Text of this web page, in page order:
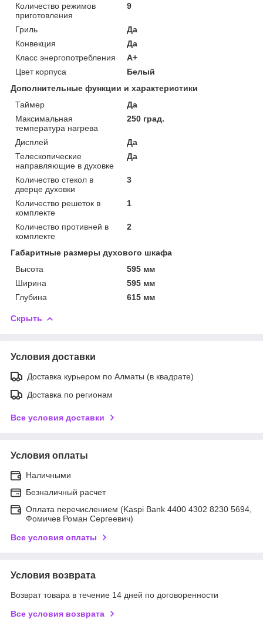
Количество режимов
приготовления
9
Гриль
Да
Конвекция
Да
Класс энергопотребления
A+
Цвет корпуса
Белый
Дополнительные функции и характеристики
Таймер
Да
Максимальная
температура нагрева
250 град.
Дисплей
Да
Телескопические
направляющие в духовке
Да
Количество стекол в
дверце духовки
3
Количество решеток в
комплекте
1
Количество противней в
комплекте
2
Габаритные размеры духового шкафа
Высота
595 мм
Ширина
595 мм
Глубина
615 мм
Скрыть
Условия доставки
Доставка курьером по Алматы (в квадрате)
Доставка по регионам
Все условия доставки
Условия оплаты
Наличными
Безналичный расчет
Оплата перечислением (Kaspi Bank 4400 4302 8230 5694,
Фомичев Роман Сергеевич)
Все условия оплаты
Условия возврата
Возврат товара в течение 14 дней по договоренности
Все условия возврата